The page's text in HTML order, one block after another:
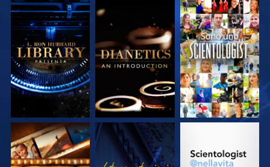
ESPLORA LE
SERIE
ESPLORA LE
SERIE
GUARDA
ESPLORA LE
GUARDA
ESPLORA LE